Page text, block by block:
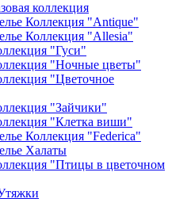
коллекция
Коллекция "Antique"
Коллекция "Allesia"
"Гуси"
"Ночные цветы"
"Цветочное
"Зайчики"
"Клетка виши"
Коллекция "Federica"
Халаты
"Птицы в цветочном